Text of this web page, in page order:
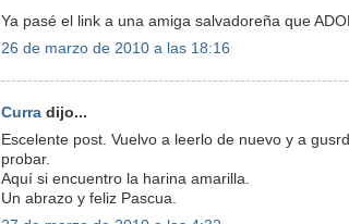
Ya pasé el link a una amiga salvadoreña que
26 de marzo de 2010 a las 18:16
Curra dijo...
Escelente post. Vuelvo a leerlo de nuevo y a
probar.
Aquí si encuentro la harina amarilla.
Un abrazo y feliz Pascua.